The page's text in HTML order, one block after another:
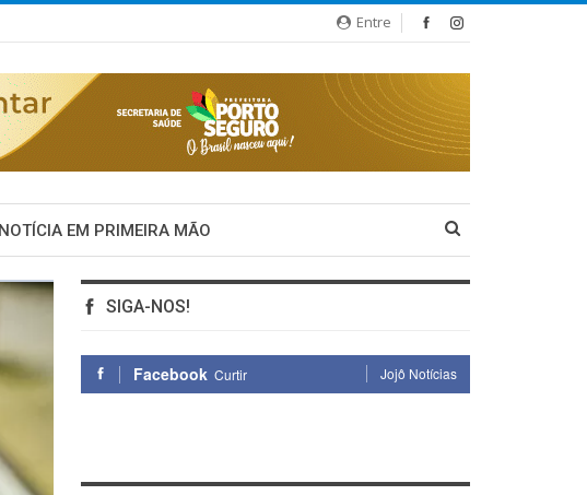
Entre
NOTÍCIA EM PRIMEIRA MÃO
SIGA-NOS!
Facebook Curtir Jojô Notícias